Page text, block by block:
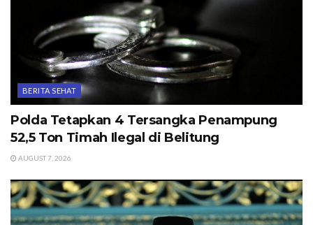
BERITA SEHAT
Polda Tetapkan 4 Tersangka Penampung
52,5 Ton Timah Ilegal di Belitung
AUGUST 7, 2026